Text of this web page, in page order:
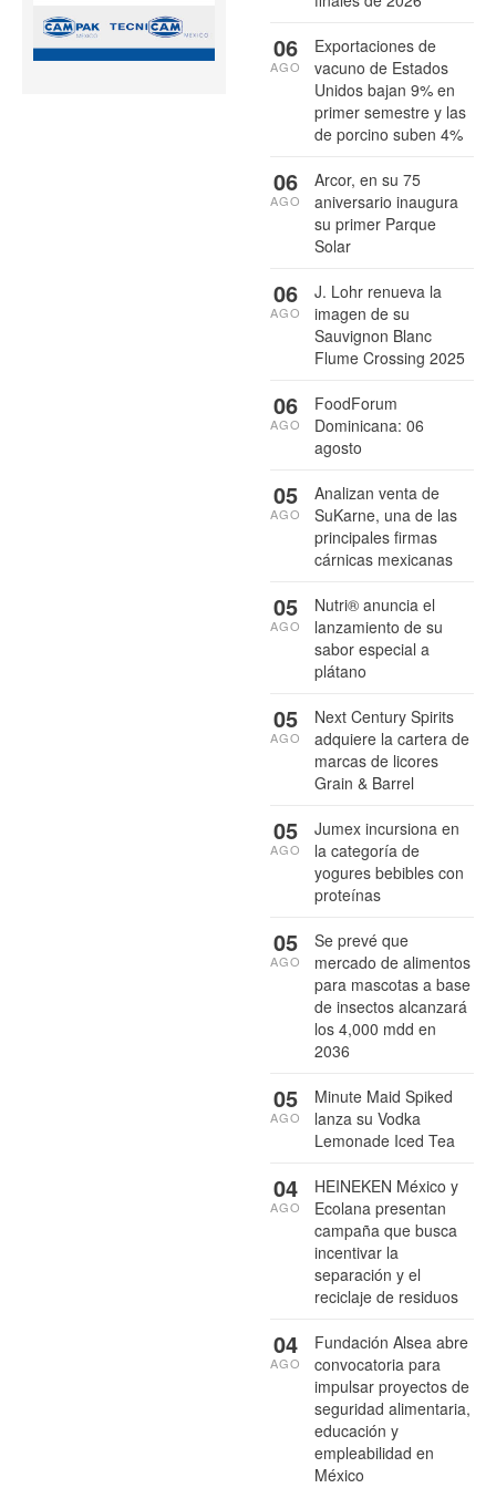
Exportaciones de
vacuno de Estados
Unidos bajan 9% en
primer semestre y las
de porcino suben 4%
06
AGO
Arcor, en su 75
aniversario inaugura
su primer Parque
Solar
06
AGO
J. Lohr renueva la
imagen de su
Sauvignon Blanc
Flume Crossing 2025
06
AGO
FoodForum
Dominicana: 06
agosto
06
AGO
Analizan venta de
SuKarne, una de las
principales firmas
cárnicas mexicanas
05
AGO
Nutri® anuncia el
lanzamiento de su
sabor especial a
plátano
05
AGO
Next Century Spirits
adquiere la cartera de
marcas de licores
Grain & Barrel
05
AGO
Jumex incursiona en
la categoría de
yogures bebibles con
proteínas
05
AGO
Se prevé que
mercado de alimentos
para mascotas a base
de insectos alcanzará
los 4,000 mdd en
2036
05
AGO
Minute Maid Spiked
lanza su Vodka
Lemonade Iced Tea
05
AGO
HEINEKEN México y
Ecolana presentan
campaña que busca
incentivar la
separación y el
reciclaje de residuos
04
AGO
Fundación Alsea abre
convocatoria para
impulsar proyectos de
seguridad alimentaria,
educación y
empleabilidad en
México
04
AGO